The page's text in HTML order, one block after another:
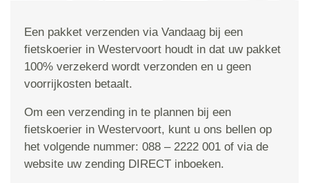
Een pakket verzenden via Vandaag bij een
fietskoerier in Westervoort houdt in dat uw pakket
100% verzekerd wordt verzonden en u geen
voorrijkosten betaalt.
Om een verzending in te plannen bij een
fietskoerier in Westervoort, kunt u ons bellen op
het volgende nummer: 088 – 2222 001 of via de
website uw zending DIRECT inboeken.